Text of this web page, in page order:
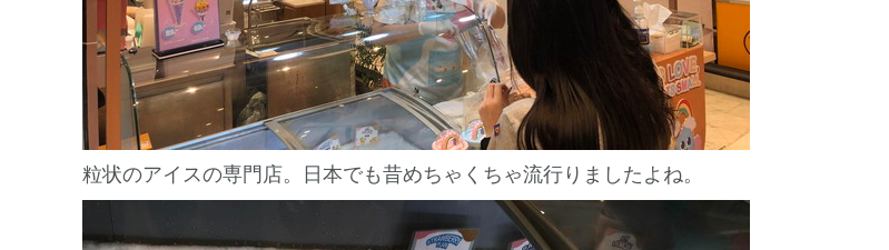
粒状のアイスの専門店。日本でも昔めちゃくちゃ流行りましたよね。